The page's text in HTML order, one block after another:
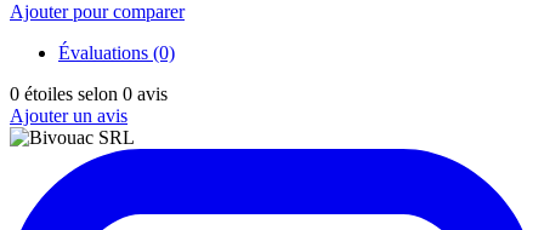
Ajouter pour comparer
Évaluations (0)
0 étoiles selon 0 avis
Ajouter un avis